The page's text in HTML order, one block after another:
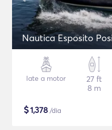
Nautica Esposito
Iate a motor
27 ft
8 m
$1,378 /dia